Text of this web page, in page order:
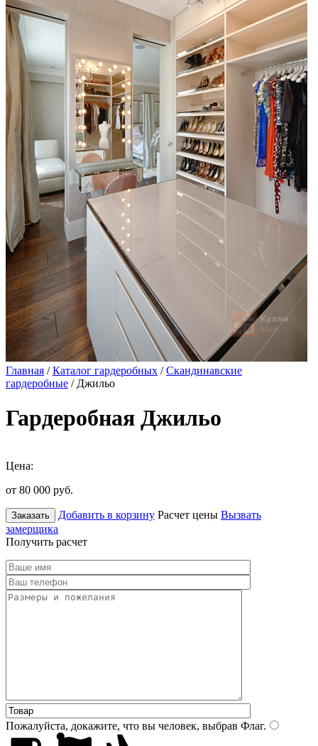
Главная /Каталог гардеробных /Скандинавские
гардеробные / Джильо
Гардеробная Джильо
Цена:
от 80 000 руб.
Заказать Добавить в корзину Расчет цены Вызвать
замерщика
Получить расчет
Пожалуйста, докажите, что вы человек, выбрав Флаг.